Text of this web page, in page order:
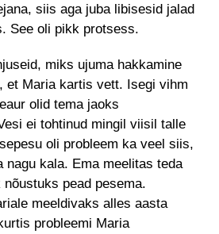
siis aga juba libisesid jalad
See oli pikk protsess.
miks ujuma hakkamine
et Maria kartis vett. Isegi vihm
olid tema jaoks
ei tohtinud mingil viisil talle
oli probleem ka veel siis,
nagu kala. Ema meelitas teda
pead pesema.
meeldivaks alles aasta
probleemi Maria